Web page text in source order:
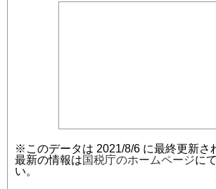
※このデータは 2021/8/6 に最終更新さ
最新の情報は国税庁のホームページに
い。